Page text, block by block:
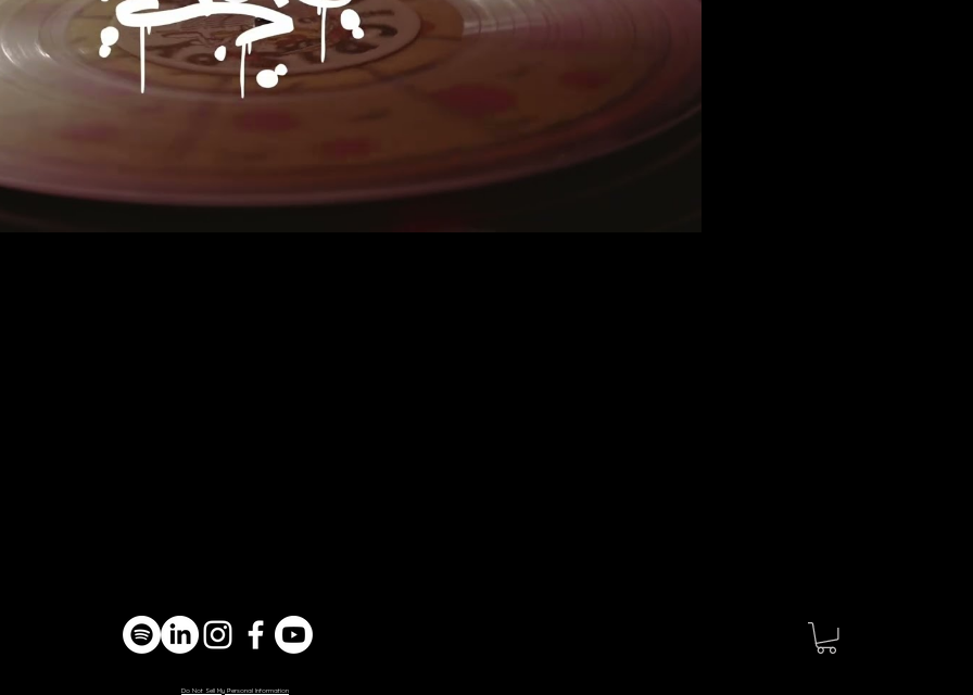
Do Not Sell My Personal Information